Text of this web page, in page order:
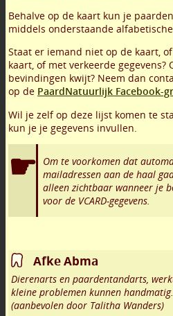
Behalve op de kaart kun je
middels onderstaande
Staat er iemand niet op de kaart,
kaart, of met verkeerde gegevens?
bevindingen kwijt? Neem dan
op de PaardNatuurlijk Facebook-
Wil je zelf op deze lijst komen te
kun je je gegevens invullen.
Om te voorkomen dat
mailadressen aan de haal
alleen zichtbaar wanneer je
voor de VCARD-gegevens.
Afke Abma
Dierenarts en paardentandarts,
kleine problemen kunnen handmatig.
(aanbevolen door Talitha Wanders)